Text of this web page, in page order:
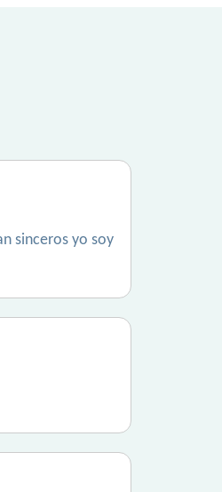
sinceros yo soy